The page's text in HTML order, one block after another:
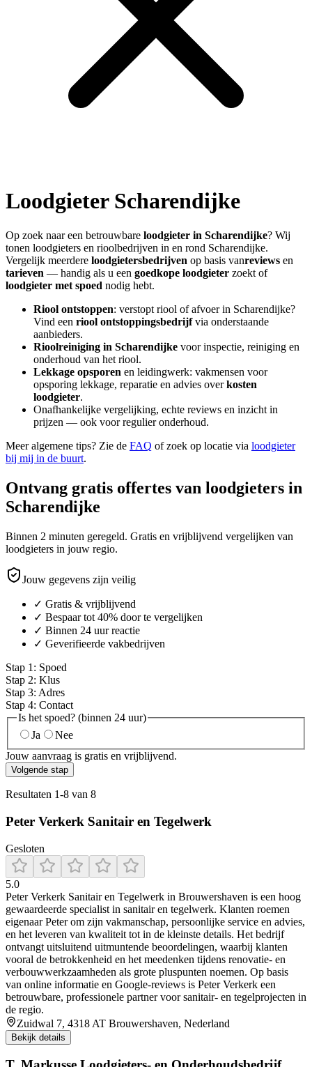
Loodgieter Scharendijke
Op zoek naar een betrouwbare loodgieter in Scharendijke? Wij
tonen loodgieters en rioolbedrijven in en rond Scharendijke.
Vergelijk meerdere loodgietersbedrijven op basis vanreviews en
tarieven — handig als u een goedkope loodgieter zoekt of
loodgieter met spoed nodig hebt.
Riool ontstoppen: verstopt riool of afvoer in Scharendijke?
Vind een riool ontstoppingsbedrijfvia onderstaande
aanbieders.
Rioolreiniging in Scharendijke voor inspectie, reiniging en
onderhoud van het riool.
Lekkage opsporen en leidingwerk: vakmensen voor
opsporing lekkage, reparatie en advies overkosten
loodgieter.
Onafhankelijke vergelijking, echte reviews en inzicht in
prijzen — ook voor regulier onderhoud.
Meer algemene tips? Zie de FAQ of zoek op locatie via loodgieter
bij mij in de buurt.
Ontvang gratis offertes van loodgieters in
Scharendijke
Binnen 2 minuten geregeld. Gratis en vrijblijvend vergelijken van
loodgieters in jouw regio.
Jouw gegevens zijn veilig
✓ Gratis & vrijblijvend
✓ Bespaar tot 40% door te vergelijken
✓ Binnen 24 uur reactie
✓ Geverifieerde vakbedrijven
Stap 1 : Spoed
Stap 2: Klus
Stap 3: Adres
Stap 4: Contact
Is het spoed? (binnen 24 uur)
Ja
Nee
Jouw aanvraag is gratis en vrijblijvend.
Volgende stap
Resultaten 1-8 van 8
Peter Verkerk Sanitair en Tegelwerk
Gesloten
5.0
Peter Verkerk Sanitair en Tegelwerk in Brouwershaven is een hoog
gewaardeerde specialist in sanitair en tegelwerk. Klanten roemen
eigenaar Peter om zijn vakmanschap, persoonlijke service en advies,
en het leveren van kwaliteit tot in de kleinste details. Het bedrijf
ontvangt uitsluitend uitmuntende beoordelingen, waarbij klanten
vooral de betrokkenheid en het meedenken tijdens renovatie- en
verbouwwerkzaamheden als grote pluspunten noemen. Op basis
van online informatie en Google-reviews is Peter Verkerk een
betrouwbare, professionele partner voor sanitair- en tegelprojecten in
de regio.
Zuidwal 7, 4318 AT Brouwershaven, Nederland
Bekijk details